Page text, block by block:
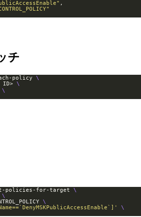
チ
policy
ID>
policies-for-target